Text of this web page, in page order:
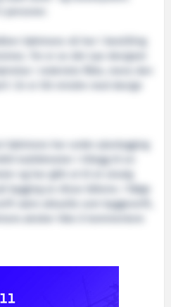
Sølvtrans nå har i bestilling
Tre er av det nye designet
i år er litt mindre med design
Sølvtrans har under planlegging
kubikkmeter i tillegg til en
og har gått ut til et utvalg
bygging av disse båtene. I følge
være aktuelle som byggeverft,
ønsker ikke å kommentere